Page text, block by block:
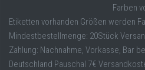
Farben
Etiketten vorhanden Größen werden
Mindestbestellmenge: 20Stück
Zahlung: Nachnahme, Vorkasse, Bar
Deutschland Pauschal 7€